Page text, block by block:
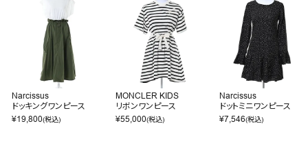
Narcissus
ドッキングワンピース
¥19,800(税込)
MONCLER KIDS
リボンワンピース
¥55,000(税込)
Narcissus
ドットミニワンピース
¥7,546(税込)